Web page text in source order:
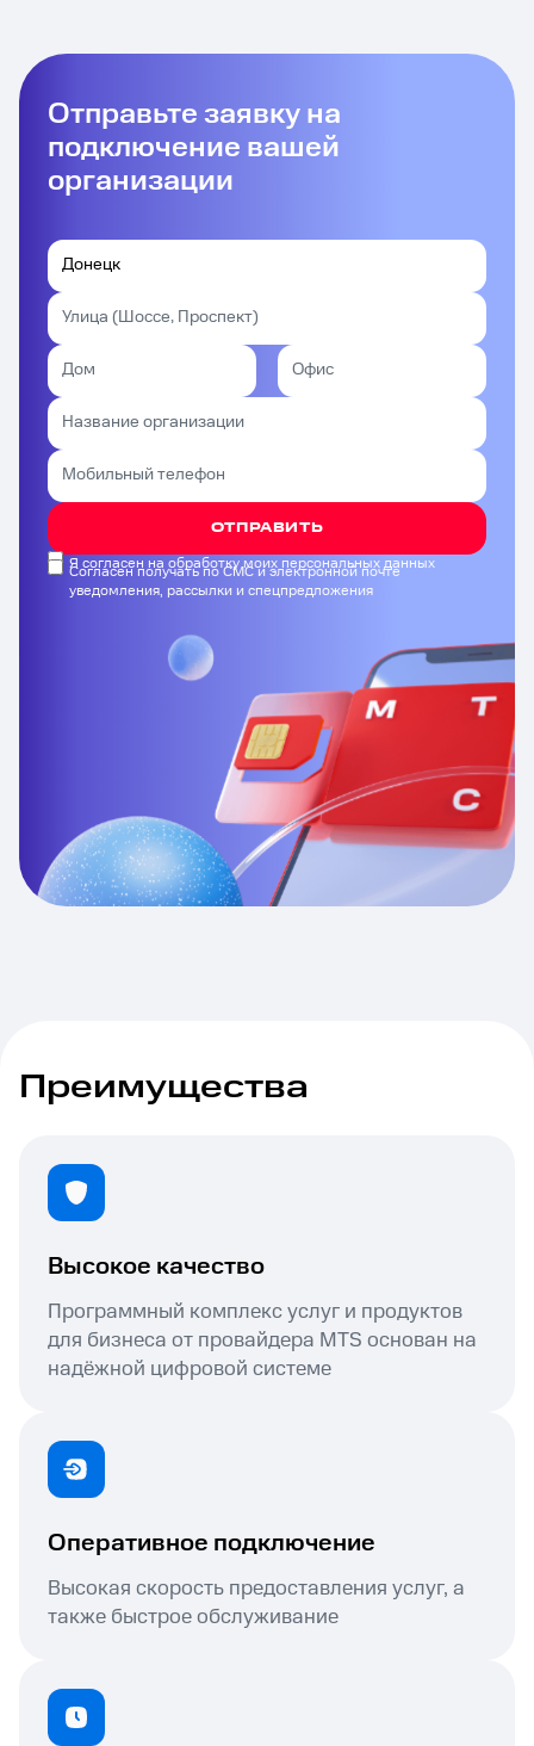
Отправьте заявку на
подключение вашей
организации
ОТПРАВИТЬ
Я согласен на обработку моих персональных данных
Согласен получать по СМС и электронной почте
уведомления, рассылки и спецпредложения
Преимущества
Высокое качество
Программный комплекс услуг и продуктов
для бизнеса от провайдера MTS основан на
надёжной цифровой системе
Оперативное подключение
Высокая скорость предоставления услуг, а
также быстрое обслуживание